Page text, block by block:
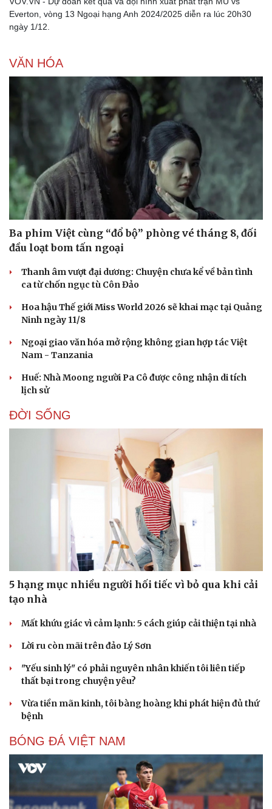
Thông tin doanh nghiệp
Doanh nghiệp 24h
Tin Công nghệ
Trải nghiệm
Chuyển đổi số
Sức khỏe
Dinh dưỡng - món ngon
Cây thuốc
Nhi khoa
Nam khoa
Nhà đẹp
Blog
Tình yêu - Gia đình
Everton, vòng 13 Ngoại hạng Anh 2024/2025 diễn ra lúc 20h30
ngày 1/12.
VĂN HÓA
Ba phim Việt cùng “đổ bộ” phòng vé tháng 8, đối
đầu loạt bom tấn ngoại
Thanh âm vượt đại dương: Chuyện chưa kể về bản tình
ca từ chốn ngục tù Côn Đảo
Hoa hậu Thế giới Miss World 2026 sẽ khai mạc tại Quảng
Ninh ngày 11/8
Ngoại giao văn hóa mở rộng không gian hợp tác Việt
Nam - Tanzania
Huế: Nhà Moong người Pa Cô được công nhận di tích
lịch sử
ĐỜI SỐNG
5 hạng mục nhiều người hối tiếc vì bỏ qua khi cải
tạo nhà
Mất khứu giác vì cảm lạnh: 5 cách giúp cải thiện tại nhà
Lời ru còn mãi trên đảo Lý Sơn
"Yếu sinh lý" có phải nguyên nhân khiến tôi liên tiếp
thất bại trong chuyện yêu?
Vừa tiền mãn kinh, tôi bàng hoàng khi phát hiện đủ thứ
bệnh
BÓNG ĐÁ VIỆT NAM